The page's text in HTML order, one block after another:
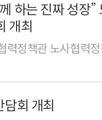
하는 진짜 성장”
개최
력정책관 노사협력
회 개최